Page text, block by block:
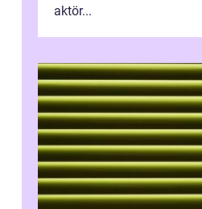
aktör...